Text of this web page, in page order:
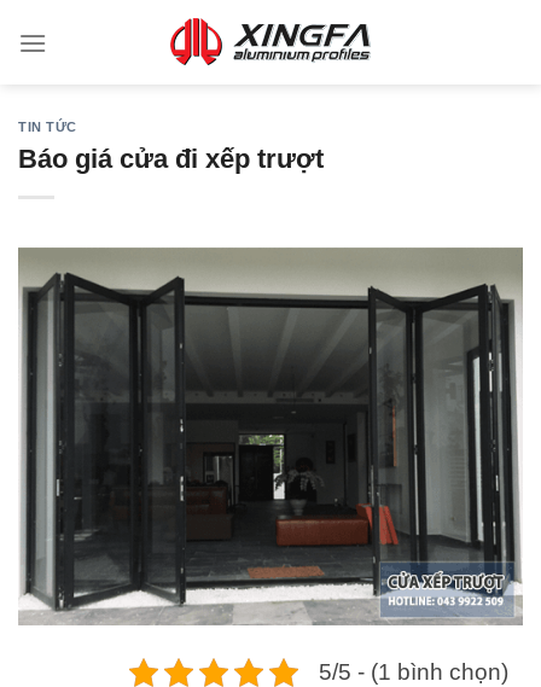
TIN TỨC
Báo giá cửa đi xếp trượt
5/5 - (1 bình chọn)